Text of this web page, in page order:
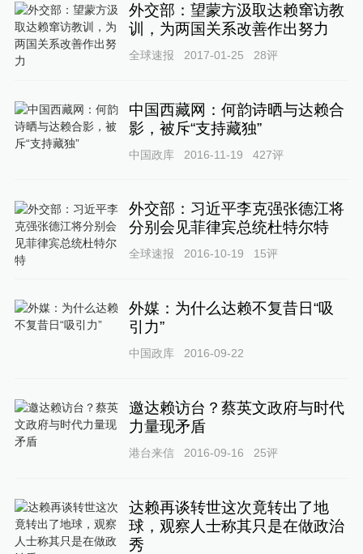
外交部：望蒙方汲取达赖窜访教
训，为两国关系改善作出努力
全球速报 2017-01-25 28评
中国西藏网：何韵诗晒与达赖合
影，被斥“支持藏独”
中国政库 2016-11-19 427评
外交部：习近平李克强张德江将
分别会见菲律宾总统杜特尔特
全球速报 2016-10-19 15评
外媒：为什么达赖不复昔日“吸
引力”
中国政库 2016-09-22
邀达赖访台？蔡英文政府与时代
力量现矛盾
港台来信 2016-09-16 25评
达赖再谈转世这次竟转出了地
球，观察人士称其只是在做政治
秀